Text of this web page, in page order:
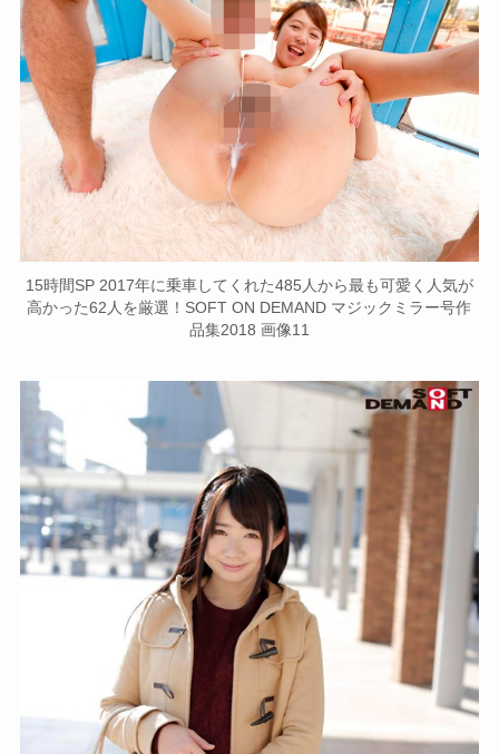
15時間SP 2017年に乗車してくれた485人から最も可愛く人気が
高かった62人を厳選！SOFT ON DEMAND マジックミラー号作
品集2018 画像11